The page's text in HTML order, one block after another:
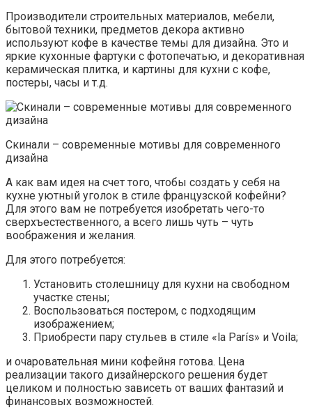
Производители строительных материалов, мебели,
бытовой техники, предметов декора активно
используют кофе в качестве темы для дизайна. Это и
яркие кухонные фартуки с фотопечатью, и декоративная
керамическая плитка, и картины для кухни с кофе,
постеры, часы и т.д.
Скинали – современные мотивы для современного
дизайна
А как вам идея на счет того, чтобы создать у себя на
кухне уютный уголок в стиле французской кофейни?
Для этого вам не потребуется изобретать чего-то
сверхъестественного, а всего лишь чуть – чуть
воображения и желания.
Для этого потребуется:
Установить столешницу для кухни на свободном
участке стены;
Воспользоваться постером, с подходящим
изображением;
Приобрести пару стульев в стиле «la París» и Voila;
и очаровательная мини кофейня готова. Цена
реализации такого дизайнерского решения будет
целиком и полностью зависеть от ваших фантазий и
финансовых возможностей.